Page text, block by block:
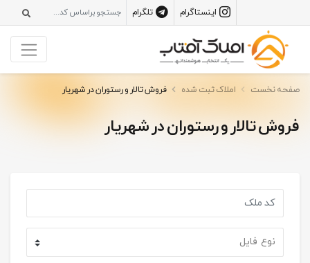
اینستاگرام تلگرام
صفحه نخست املاک ثبت شده فروش تالار و رستوران در شهریار
فروش تالار و رستوران در شهریار